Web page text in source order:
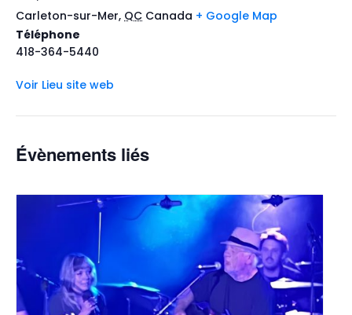
Carleton-sur-Mer, QC Canada + Google Map
Téléphone
418-364-5440
Voir Lieu site web
Évènements liés